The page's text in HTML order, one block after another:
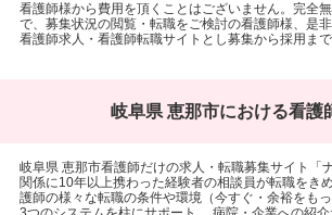
看護師様から費用を頂くことはございません。完全
で、募集状況の閲覧・転職をご検討の看護師様、是非
看護師求人・看護師転職サイトとし募集から採用まで
岐阜県 恵那市における看護
岐阜県 恵那市看護師だけの求人・転職募集サイト「
関係に10年以上携わった経験者の相談員が転職をき
護師の様々な転職の条件や環境（今すぐ・余裕をも